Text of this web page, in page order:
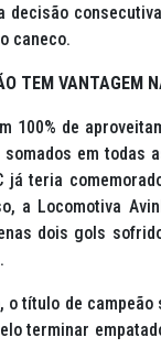
decisão
caneco.
TEM VANTAGEM
100% de
em todas
teria
a Locomotiva
dois gols
título de
terminar